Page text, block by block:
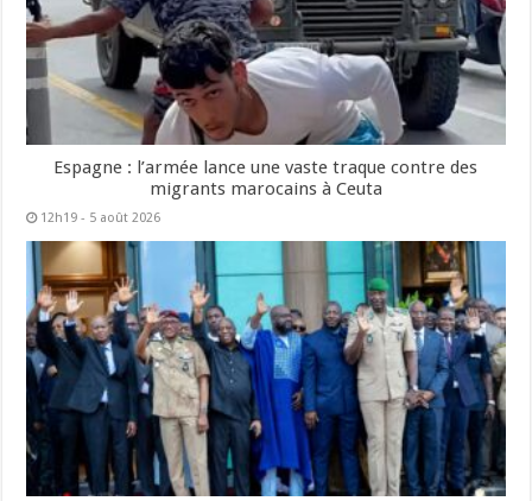
Espagne : l’armée lance une vaste traque contre des
migrants marocains à Ceuta
12h19 - 5 août 2026